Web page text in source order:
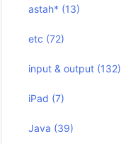
astah* (13)
etc (72)
input & output (132)
iPad (7)
Java (39)